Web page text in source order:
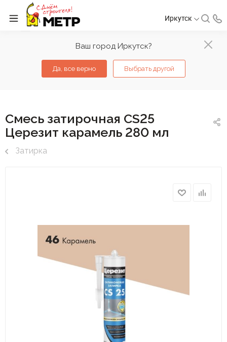
Ваш город Иркутск?
Да, все верно Выбрать другой
Иркутск
Смесь затирочная CS25
Церезит карамель 280 мл
Затирка